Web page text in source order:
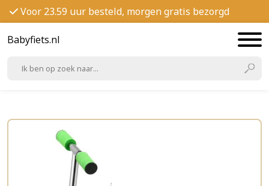
Voor 23.59 uur besteld, morgen gratis bezorgd
Babyfiets.nl